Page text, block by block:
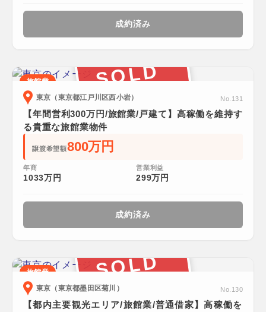
成約済み
SOLD
旅館業
東京（東京都江戸川区西小岩）
No.131
【年間営利300万円/旅館業/戸建て】高稼働を維持す
る貴重な旅館業物件
譲渡希望額800万円
年商
1033万円
営業利益
299万円
成約済み
SOLD
旅館業
東京（東京都墨田区菊川）
No.130
【都内主要観光エリア/旅館業/普通借家】高稼働を